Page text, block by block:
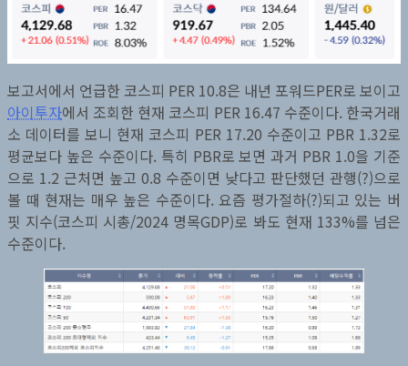
보고서에서 언급한 코스피 PER 10.8은 내년 포워드PER로 보이고
아이투자에서 조회한 현재 코스피 PER 16.47 수준이다. 한국거래
소 데이터를 보니 현재 코스피 PER 17.20 수준이고 PBR 1.32로
평균보다 높은 수준이다. 특히 PBR로 보면 과거 PBR 1.0을 기준
으로 1.2 근처면 높고 0.8 수준이면 낮다고 판단했던 관행(?)으로
볼 때 현재는 매우 높은 수준이다. 요즘 평가절하(?)되고 있는 버
핏 지수(코스피 시총/2024 명목GDP)로 봐도 현재 133%를 넘은
수준이다.